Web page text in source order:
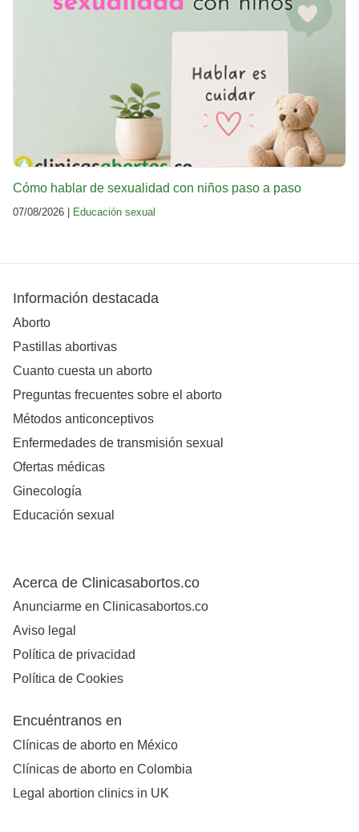
Cómo hablar de sexualidad con niños paso a paso
07/08/2026 | Educación sexual
Información destacada
Aborto
Pastillas abortivas
Cuanto cuesta un aborto
Preguntas frecuentes sobre el aborto
Métodos anticonceptivos
Enfermedades de transmisión sexual
Ofertas médicas
Ginecología
Educación sexual
Acerca de Clinicasabortos.co
Anunciarme en Clinicasabortos.co
Aviso legal
Política de privacidad
Política de Cookies
Encuéntranos en
Clínicas de aborto en México
Clínicas de aborto en Colombia
Legal abortion clinics in UK